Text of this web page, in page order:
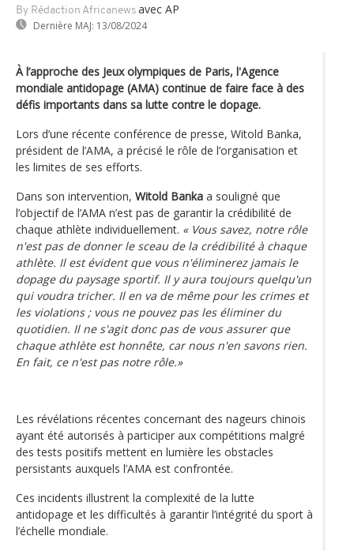
By Rédaction Africanews avec AP
Dernière MAJ: 13/08/2024
À l’approche des Jeux olympiques de Paris, l'Agence
mondiale antidopage (AMA) continue de faire face à des
défis importants dans sa lutte contre le dopage.
Lors d’une récente conférence de presse, Witold Banka,
président de l’AMA, a précisé le rôle de l’organisation et
les limites de ses efforts.
Dans son intervention, Witold Banka a souligné que
l’objectif de l’AMA n’est pas de garantir la crédibilité de
chaque athlète individuellement. « Vous savez, notre rôle
n'est pas de donner le sceau de la crédibilité à chaque
athlète. Il est évident que vous n'éliminerez jamais le
dopage du paysage sportif. Il y aura toujours quelqu'un
qui voudra tricher. Il en va de même pour les crimes et
les violations ; vous ne pouvez pas les éliminer du
quotidien. Il ne s'agit donc pas de vous assurer que
chaque athlète est honnête, car nous n'en savons rien.
En fait, ce n'est pas notre rôle.»
Les révélations récentes concernant des nageurs chinois
ayant été autorisés à participer aux compétitions malgré
des tests positifs mettent en lumière les obstacles
persistants auxquels l’AMA est confrontée.
Ces incidents illustrent la complexité de la lutte
antidopage et les difficultés à garantir l’intégrité du sport à
l’échelle mondiale.